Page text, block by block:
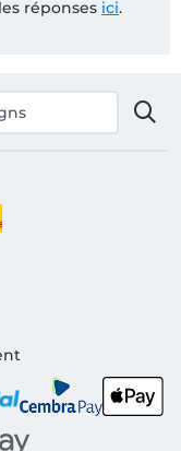
réponses ici.